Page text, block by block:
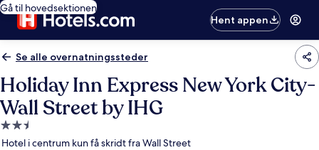
Gå til hovedsektionen
Hent appen
Se alle overnatningssteder
Holiday Inn Express New York City-
Wall Street by IHG
2.5-
stjernet
Hotel i centrum kun få skridt fra Wall Street